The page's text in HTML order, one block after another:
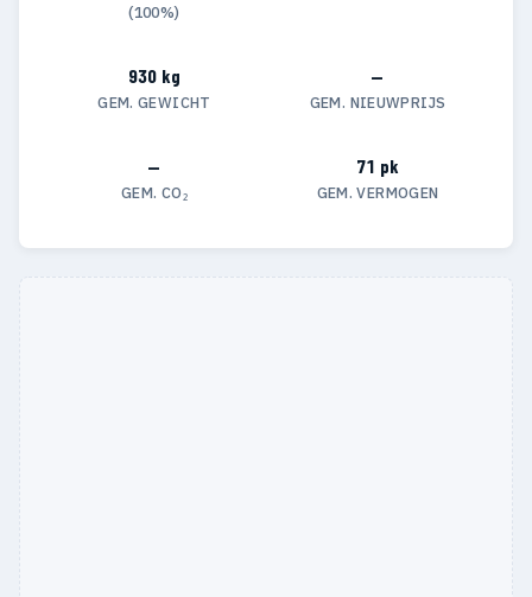
(100%)
930 kg
GEM. GEWICHT
—
GEM. NIEUWPRIJS
—
GEM. CO₂
71 pk
GEM. VERMOGEN